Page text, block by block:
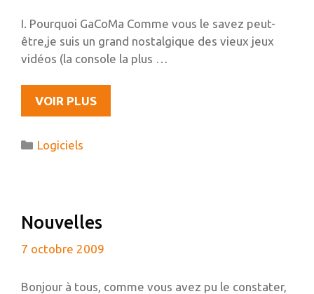
I. Pourquoi GaCoMa Comme vous le savez peut-
être,je suis un grand nostalgique des vieux jeux
vidéos (la console la plus …
VOIR PLUSGACOMA,
UN
VIDÉOS
Catégories
Logiciels
Nouvelles
7 octobre 2009
Bonjour à tous, comme vous avez pu le constater,